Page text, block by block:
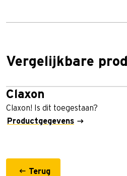
Vergelijkbare
Claxon
Claxon! Is dit toegestaan?
Productgegevens
Terug